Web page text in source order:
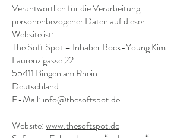
Verantwortlich für die Verarbeitung
personenbezogener Daten auf dieser
Website ist:
The Soft Spot – Inhaber Bock-Young Kim
Laurenzigasse 22
55411 Bingen am Rhein
Deutschland
E-Mail: info@thesoftspot.de
Website:www.thesoftspot.de